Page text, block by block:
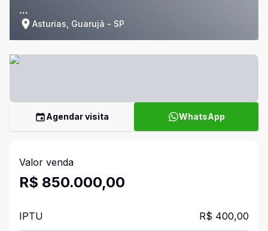
...
Asturias, Guarujá - SP
Agendar visita WhatsApp
Valor venda
R$ 850.000,00
IPTU R$ 400,00